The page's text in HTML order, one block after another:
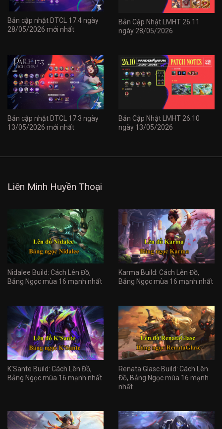
Bản cập nhật DTCL 17.4 ngày
28/05/2026 mới nhất
Bản Cập Nhật LMHT 26.11
ngày 28/05/2026
Bản cập nhật DTCL 17.3 ngày
13/05/2026 mới nhất
Bản Cập Nhật LMHT 26.10
ngày 13/05/2026
Liên Minh Huyền Thoại
Nidalee Build: Cách Lên Đồ,
Bảng Ngọc mùa 16 mạnh nhất
Karma Build: Cách Lên Đồ,
Bảng Ngọc mùa 16 mạnh nhất
K'Sante Build: Cách Lên Đồ,
Bảng Ngọc mùa 16 mạnh nhất
Renata Glasc Build: Cách Lên
Đồ, Bảng Ngọc mùa 16 mạnh
nhất